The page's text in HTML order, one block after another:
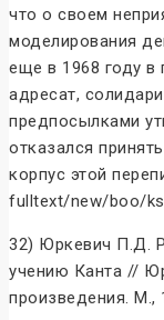
что о своем
моделирования
еще в 1968 году в
адресат,
предпосылками
отказался
корпус этой
fulltext/new/boo/
32) Юркевич П.Д.
учению Канта //
произведения. М.,